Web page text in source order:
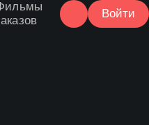
Войти